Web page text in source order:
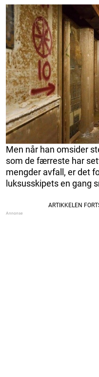
Men når han omsider
som de færreste har
mengder avfall, er det
luksusskipets en gang